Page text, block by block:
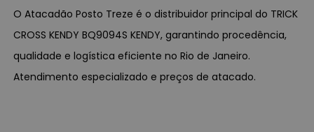
O Atacadão Posto Treze é o distribuidor principal do TRICK
CROSS KENDY BQ9094S KENDY, garantindo procedência,
qualidade e logística eficiente no Rio de Janeiro.
Atendimento especializado e preços de atacado.